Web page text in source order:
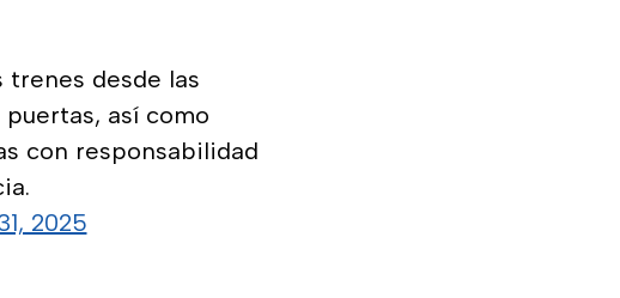
trenes desde las
así como
con responsabilidad
2025